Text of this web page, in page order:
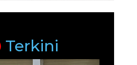
Terkini